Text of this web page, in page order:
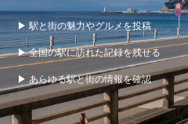
▶ 駅と街の魅力やグルメを投稿
▶ 全国の駅に訪れた記録を残せる
▶ あらゆる駅と街の情報を確認